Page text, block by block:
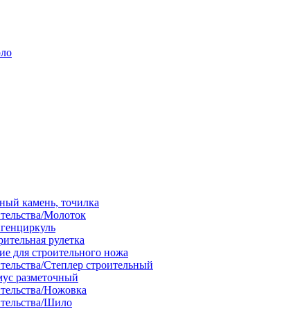
камень, точилка
Молоток
рулетка
для строительного ножа
Степлер строительный
разметочный
Ножовка
Шило